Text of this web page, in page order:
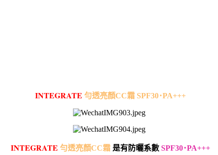
INTEGRATE 勻透亮顏CC霜 SPF30･PA+++
INTEGRATE 勻透亮顏CC霜 是有防曬系數 SPF30･PA+++